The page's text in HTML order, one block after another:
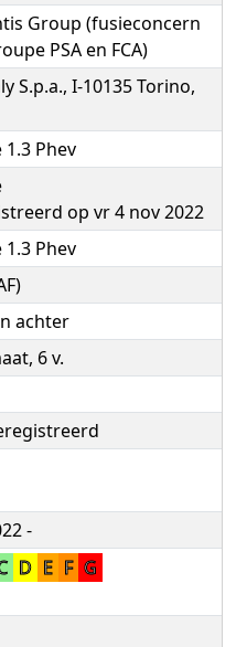
Group (fusieconcern
PSA en FCA)
S.p.a., I-10135 Torino,
1.3 Phev
op vr 4 nov 2022
1.3 Phev
achter
6 v.
-
D E F G